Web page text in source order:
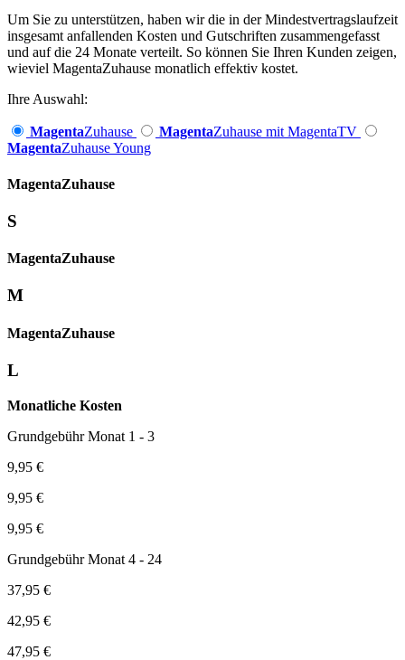
Um Sie zu unterstützen, haben wir die in der Mindestvertragslaufzeit
insgesamt anfallenden Kosten und Gutschriften zusammengefasst
und auf die 24 Monate verteilt. So können Sie Ihren Kunden zeigen,
wieviel MagentaZuhause monatlich effektiv kostet.
Ihre Auswahl:
MagentaZuhause MagentaZuhause mit MagentaTV
MagentaZuhause Young
Magenta­Zuhause
S
Magenta­Zuhause
M
Magenta­Zuhause
L
Monatliche Kosten
Grundgebühr Monat 1 - 3
9,95 €
9,95 €
9,95 €
Grundgebühr Monat 4 - 24
37,95 €
42,95 €
47,95 €